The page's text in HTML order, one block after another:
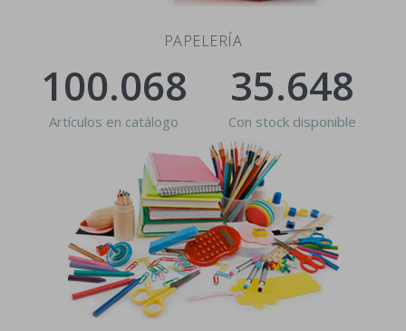
PAPELERÍA
100.068
Artículos en catálogo
35.648
Con stock disponible